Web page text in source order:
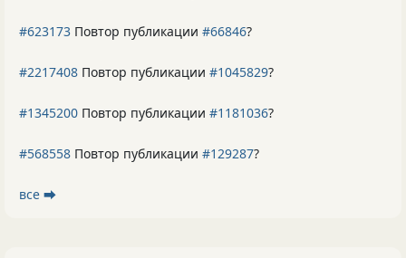
#623173 Повтор публикации #66846?
#2217408 Повтор публикации #1045829?
#1345200 Повтор публикации #1181036?
#568558 Повтор публикации #129287?
все ⮕